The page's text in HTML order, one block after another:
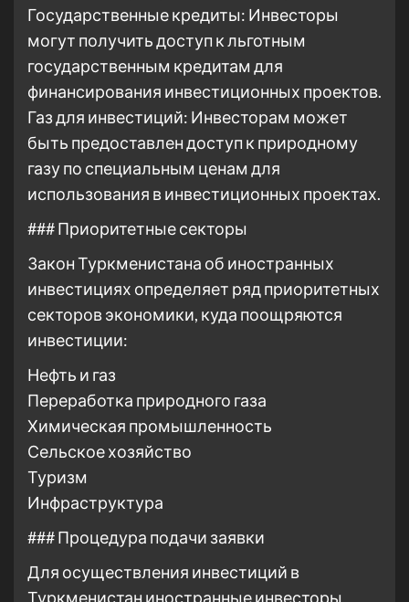
Государственные кредиты: Инвесторы
могут получить доступ к льготным
государственным кредитам для
финансирования инвестиционных проектов.
Газ для инвестиций: Инвесторам может
быть предоставлен доступ к природному
газу по специальным ценам для
использования в инвестиционных проектах.
### Приоритетные секторы
Закон Туркменистана об иностранных
инвестициях определяет ряд приоритетных
секторов экономики, куда поощряются
инвестиции:
Нефть и газ
Переработка природного газа
Химическая промышленность
Сельское хозяйство
Туризм
Инфраструктура
### Процедура подачи заявки
Для осуществления инвестиций в
Туркменистан иностранные инвесторы